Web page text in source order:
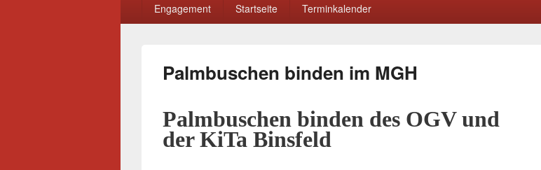
Engagement Startseite Terminkalender
Palmbuschen binden im MGH
Palmbuschen binden des OGV und
der KiTa Binsfeld